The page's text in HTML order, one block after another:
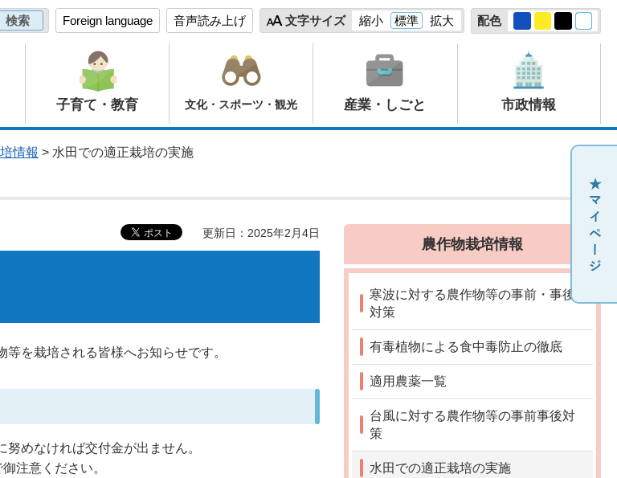
Foreign language 音声読み上げ 文字サイズ 縮小 標準 拡大 配色
子育て・教育 文化・スポーツ・観光 産業・しごと 市政情報
情報 > 水田での適正栽培の実施
更新日：2025年2月4日
を栽培される皆様へお知らせです。
めなければ交付金が出ません。
注意ください。
農作物栽培情報
寒波に対する農作物等の事前・事後
対策
有毒植物による食中毒防止の徹底
適用農薬一覧
台風に対する農作物等の事前事後対
策
水田での適正栽培の実施